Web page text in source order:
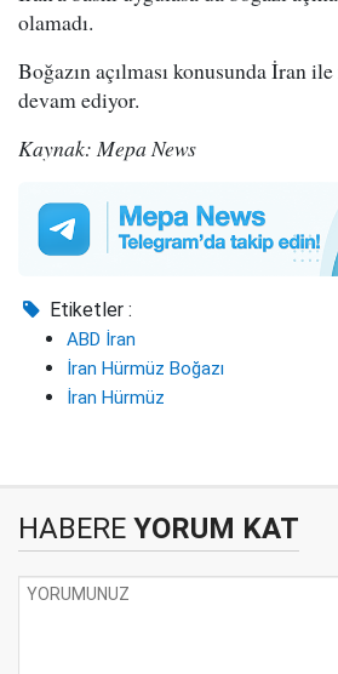
olamadı.
Boğazın açılması konusunda İran
devam ediyor.
Kaynak: Mepa News
Etiketler :
ABD İran
İran Hürmüz Boğazı
İran Hürmüz
HABERE YORUM KAT